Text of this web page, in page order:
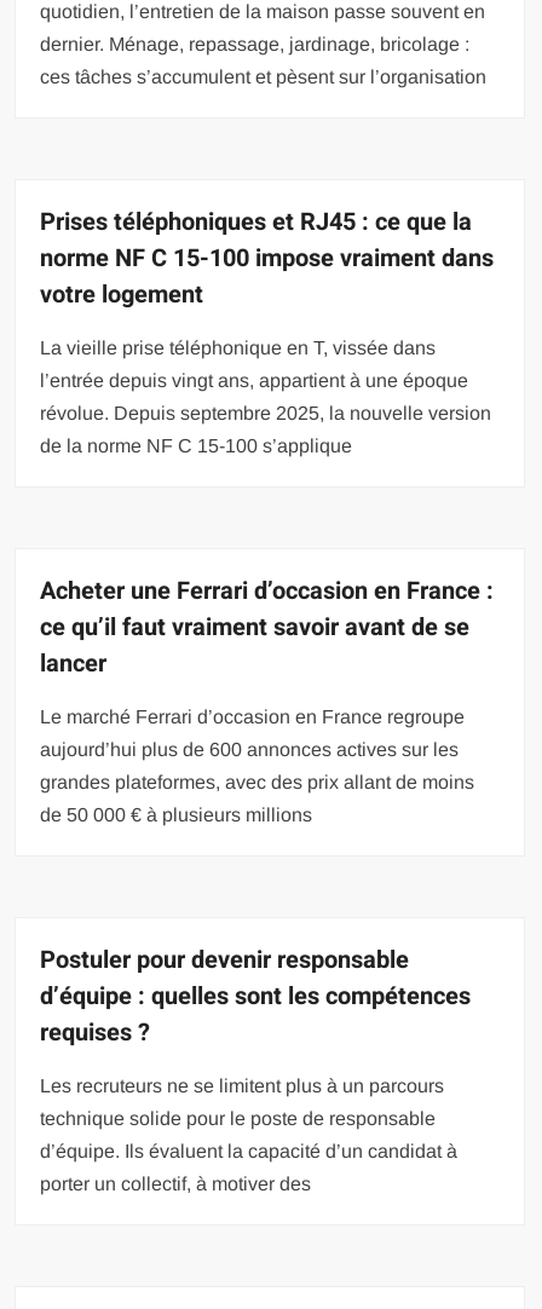
quotidien, l’entretien de la maison passe souvent en
dernier. Ménage, repassage, jardinage, bricolage :
ces tâches s’accumulent et pèsent sur l’organisation
Prises téléphoniques et RJ45 : ce que la
norme NF C 15-100 impose vraiment dans
votre logement
La vieille prise téléphonique en T, vissée dans
l’entrée depuis vingt ans, appartient à une époque
révolue. Depuis septembre 2025, la nouvelle version
de la norme NF C 15-100 s’applique
Acheter une Ferrari d’occasion en France :
ce qu’il faut vraiment savoir avant de se
lancer
Le marché Ferrari d’occasion en France regroupe
aujourd’hui plus de 600 annonces actives sur les
grandes plateformes, avec des prix allant de moins
de 50 000 € à plusieurs millions
Postuler pour devenir responsable
d’équipe : quelles sont les compétences
requises ?
Les recruteurs ne se limitent plus à un parcours
technique solide pour le poste de responsable
d’équipe. Ils évaluent la capacité d’un candidat à
porter un collectif, à motiver des